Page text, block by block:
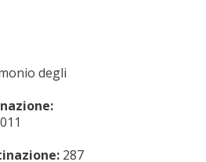
degli
287